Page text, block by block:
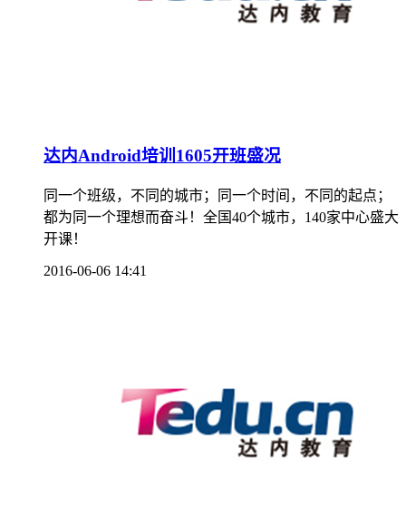
达内Android培训1605开班盛况
同一个班级，不同的城市；同一个时间，不同的起点；
都为同一个理想而奋斗！全国40个城市，140家中心盛大
开课！
2016-06-06 14:41